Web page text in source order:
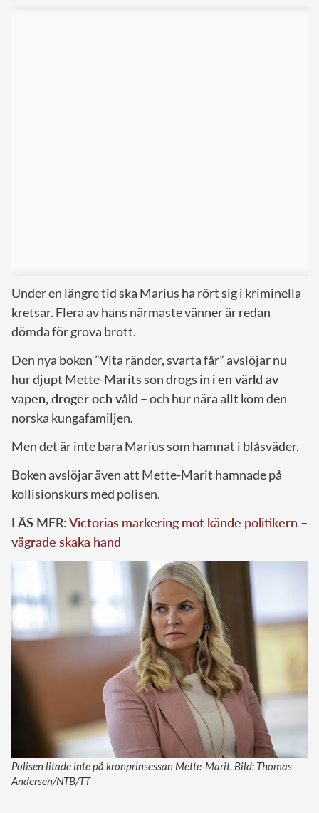
Under en längre tid ska Marius ha rört sig i kriminella
kretsar. Flera av hans närmaste vänner är redan
dömda för grova brott.
Den nya boken ”Vita ränder, svarta får” avslöjar nu
hur djupt Mette-Marits son drogs in i en värld av
vapen, droger och våld – och hur nära allt kom den
norska kungafamiljen.
Men det är inte bara Marius som hamnat i blåsväder.
Boken avslöjar även att Mette-Marit hamnade på
kollisionskurs med polisen.
LÄS MER:Victorias markering mot kände politikern –
vägrade skaka hand
Polisen litade inte på kronprinsessan Mette-Marit. Bild: Thomas
Andersen/NTB/TT